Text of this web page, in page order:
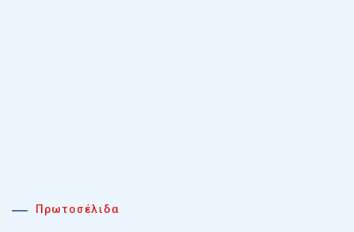
Πρωτοσέλιδα